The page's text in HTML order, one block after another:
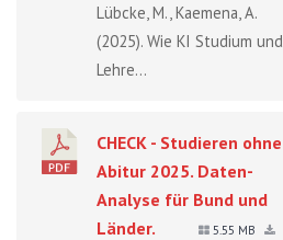
Lübcke, M., Kaemena, A.
(2025). Wie KI Studium und
Lehre...
CHECK - Studieren ohne
Abitur 2025. Daten-
Analyse für Bund und
Länder.
5.55 MB